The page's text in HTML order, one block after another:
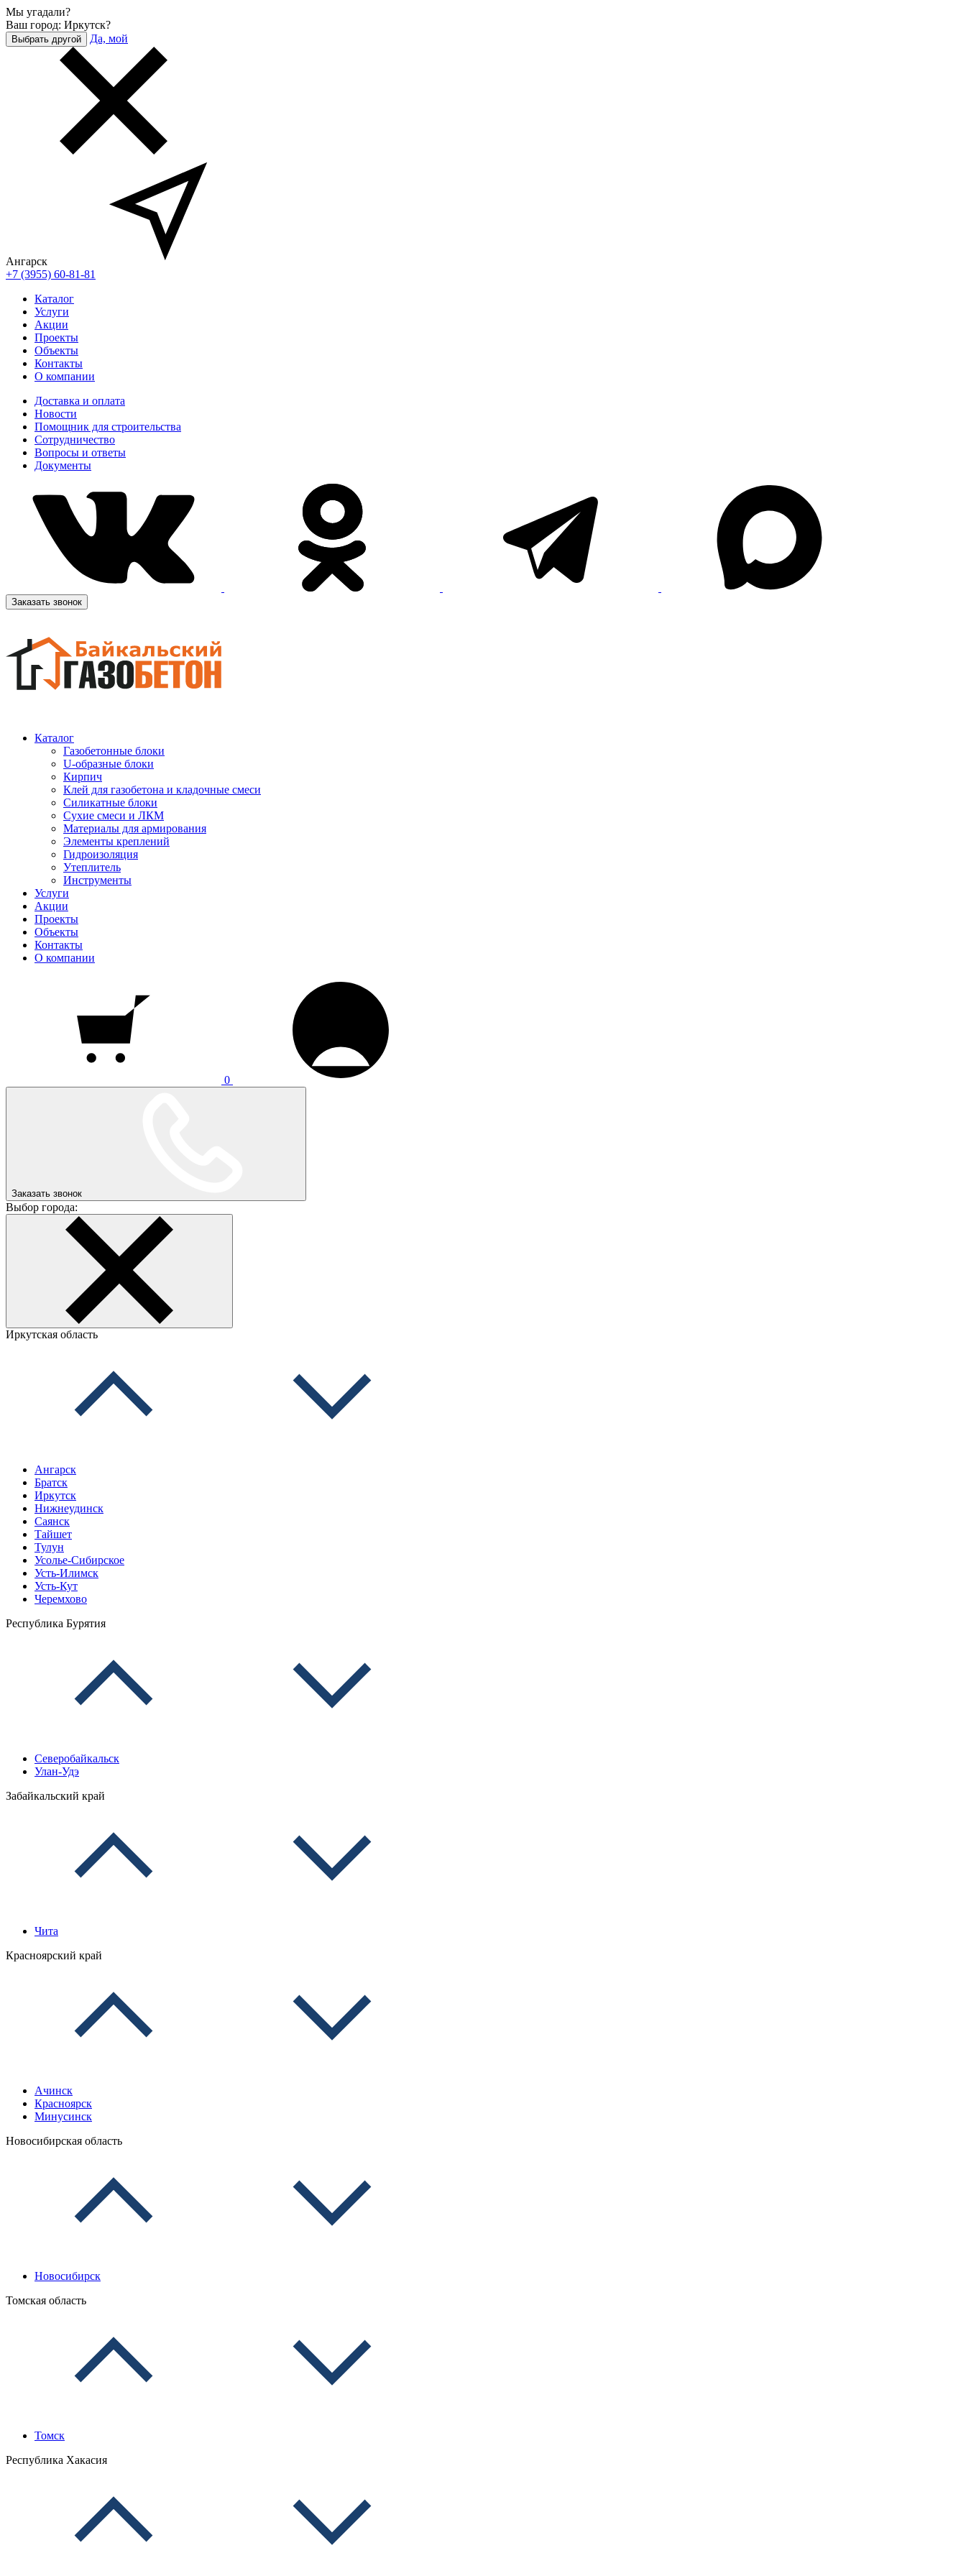
Мы угадали?
Ваш город: Иркутск?
Выбрать другой Да, мой
Ангарск
+7 (3955) 60-81-81
Каталог
Услуги
Акции
Проекты
Объекты
Контакты
О компании
Доставка и оплата
Новости
Помощник для строительства
Сотрудничество
Вопросы и ответы
Документы
Заказать звонок
Каталог
Газобетонные блоки
U-образные блоки
Кирпич
Клей для газобетона и кладочные смеси
Силикатные блоки
Сухие смеси и ЛКМ
Материалы для армирования
Элементы креплений
Гидроизоляция
Утеплитель
Инструменты
Услуги
Акции
Проекты
Объекты
Контакты
О компании
0
Заказать звонок
Выбор города:
Иркутская область
Ангарск
Братск
Иркутск
Нижнеудинск
Саянск
Тайшет
Тулун
Усолье-Сибирское
Усть-Илимск
Усть-Кут
Черемхово
Республика Бурятия
Северобайкальск
Улан-Удэ
Забайкальский край
Чита
Красноярский край
Ачинск
Красноярск
Минусинск
Новосибирская область
Новосибирск
Томская область
Томск
Республика Хакасия